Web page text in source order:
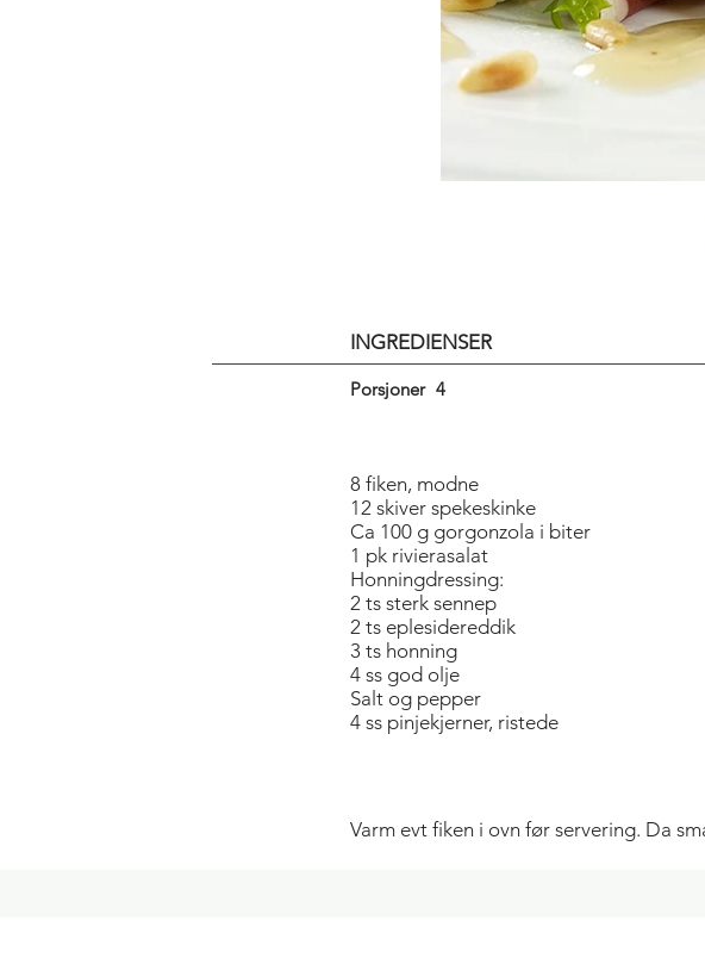
INGREDIENSER
Porsjoner 4
8 fiken, modne
12 skiver spekeskinke
Ca 100 g gorgonzola i biter
1 pk rivierasalat
Honningdressing:
2 ts sterk sennep
2 ts eplesidereddik
3 ts honning
4 ss god olje
Salt og pepper
4 ss pinjekjerner, ristede
Varm evt fiken i ovn før servering. Da